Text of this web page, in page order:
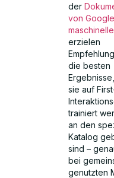
der
von
erzielen
die besten
sie auf
trainiert
an den
Katalog
sind –
bei
genutzten